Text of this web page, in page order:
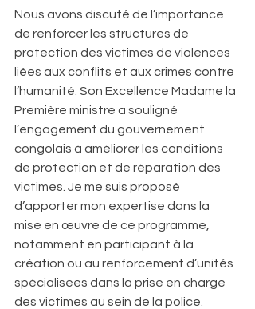
Nous avons discuté de l’importance
de renforcer les structures de
protection des victimes de violences
liées aux conflits et aux crimes contre
l’humanité. Son Excellence Madame la
Première ministre a souligné
l’engagement du gouvernement
congolais à améliorer les conditions
de protection et de réparation des
victimes. Je me suis proposé
d’apporter mon expertise dans la
mise en œuvre de ce programme,
notamment en participant à la
création ou au renforcement d’unités
spécialisées dans la prise en charge
des victimes au sein de la police.